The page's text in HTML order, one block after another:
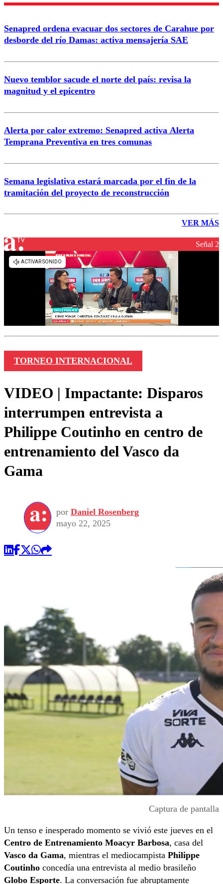
Enviar comentario
Senapred ordena evacuar dos sectores de Carahue por
desborde del río Damas: activa mensajería SAE
Nuevo temblor sacude el norte del país: revisa la
magnitud y el epicentro
Alerta por calor extremo: Senapred activa Alerta
Temprana Preventiva en tres comunas
Semana legislativa estará marcada por el fin de la
tramitación del proyecto de reconstrucción
VER MÁS
Señal 2
TORNEO INTERNACIONAL
VIDEO | Impactante: Disparos
interrumpen entrevista a
Philippe Coutinho en centro de
entrenamiento del Vasco da
Gama
por Daniel Rosenberg
mayo 22, 2025
Captura de pantalla
Un tenso e inesperado momento se vivió este jueves en el
Centro de Entrenamiento Moacyr Barbosa, casa del
Vasco da Gama, mientras el mediocampista Philippe
Coutinho concedía una entrevista al medio brasileño
Globo Esporte. La conversación fue abruptamente